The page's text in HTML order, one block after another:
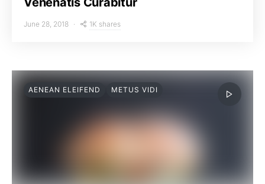
June 28, 2018 1K shares
AENEAN ELEIFEND METUS VIDI